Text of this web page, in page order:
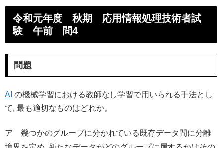
令和元年度 秋期 応用情報処理技術者試
験 午前 問4
問題
AI の機械学習における教師なし学習で用いられる手法とし
て, 最も適切なものはどれか。
ア 幾つかのグループに分かれている既存データ間に分離